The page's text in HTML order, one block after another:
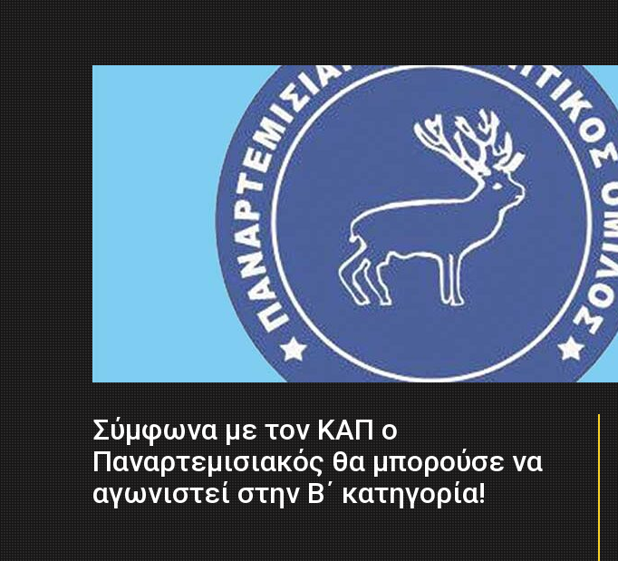
Σύμφωνα με τον ΚΑΠ ο
Παναρτεμισιακός θα μπορούσε να
αγωνιστεί στην Β΄ κατηγορία!